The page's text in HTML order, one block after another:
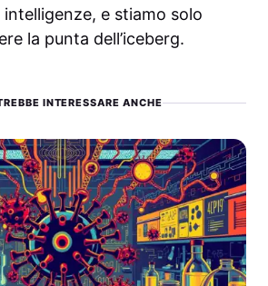
intelligenze, e stiamo solo
la punta dell’iceberg.
INTERESSARE ANCHE